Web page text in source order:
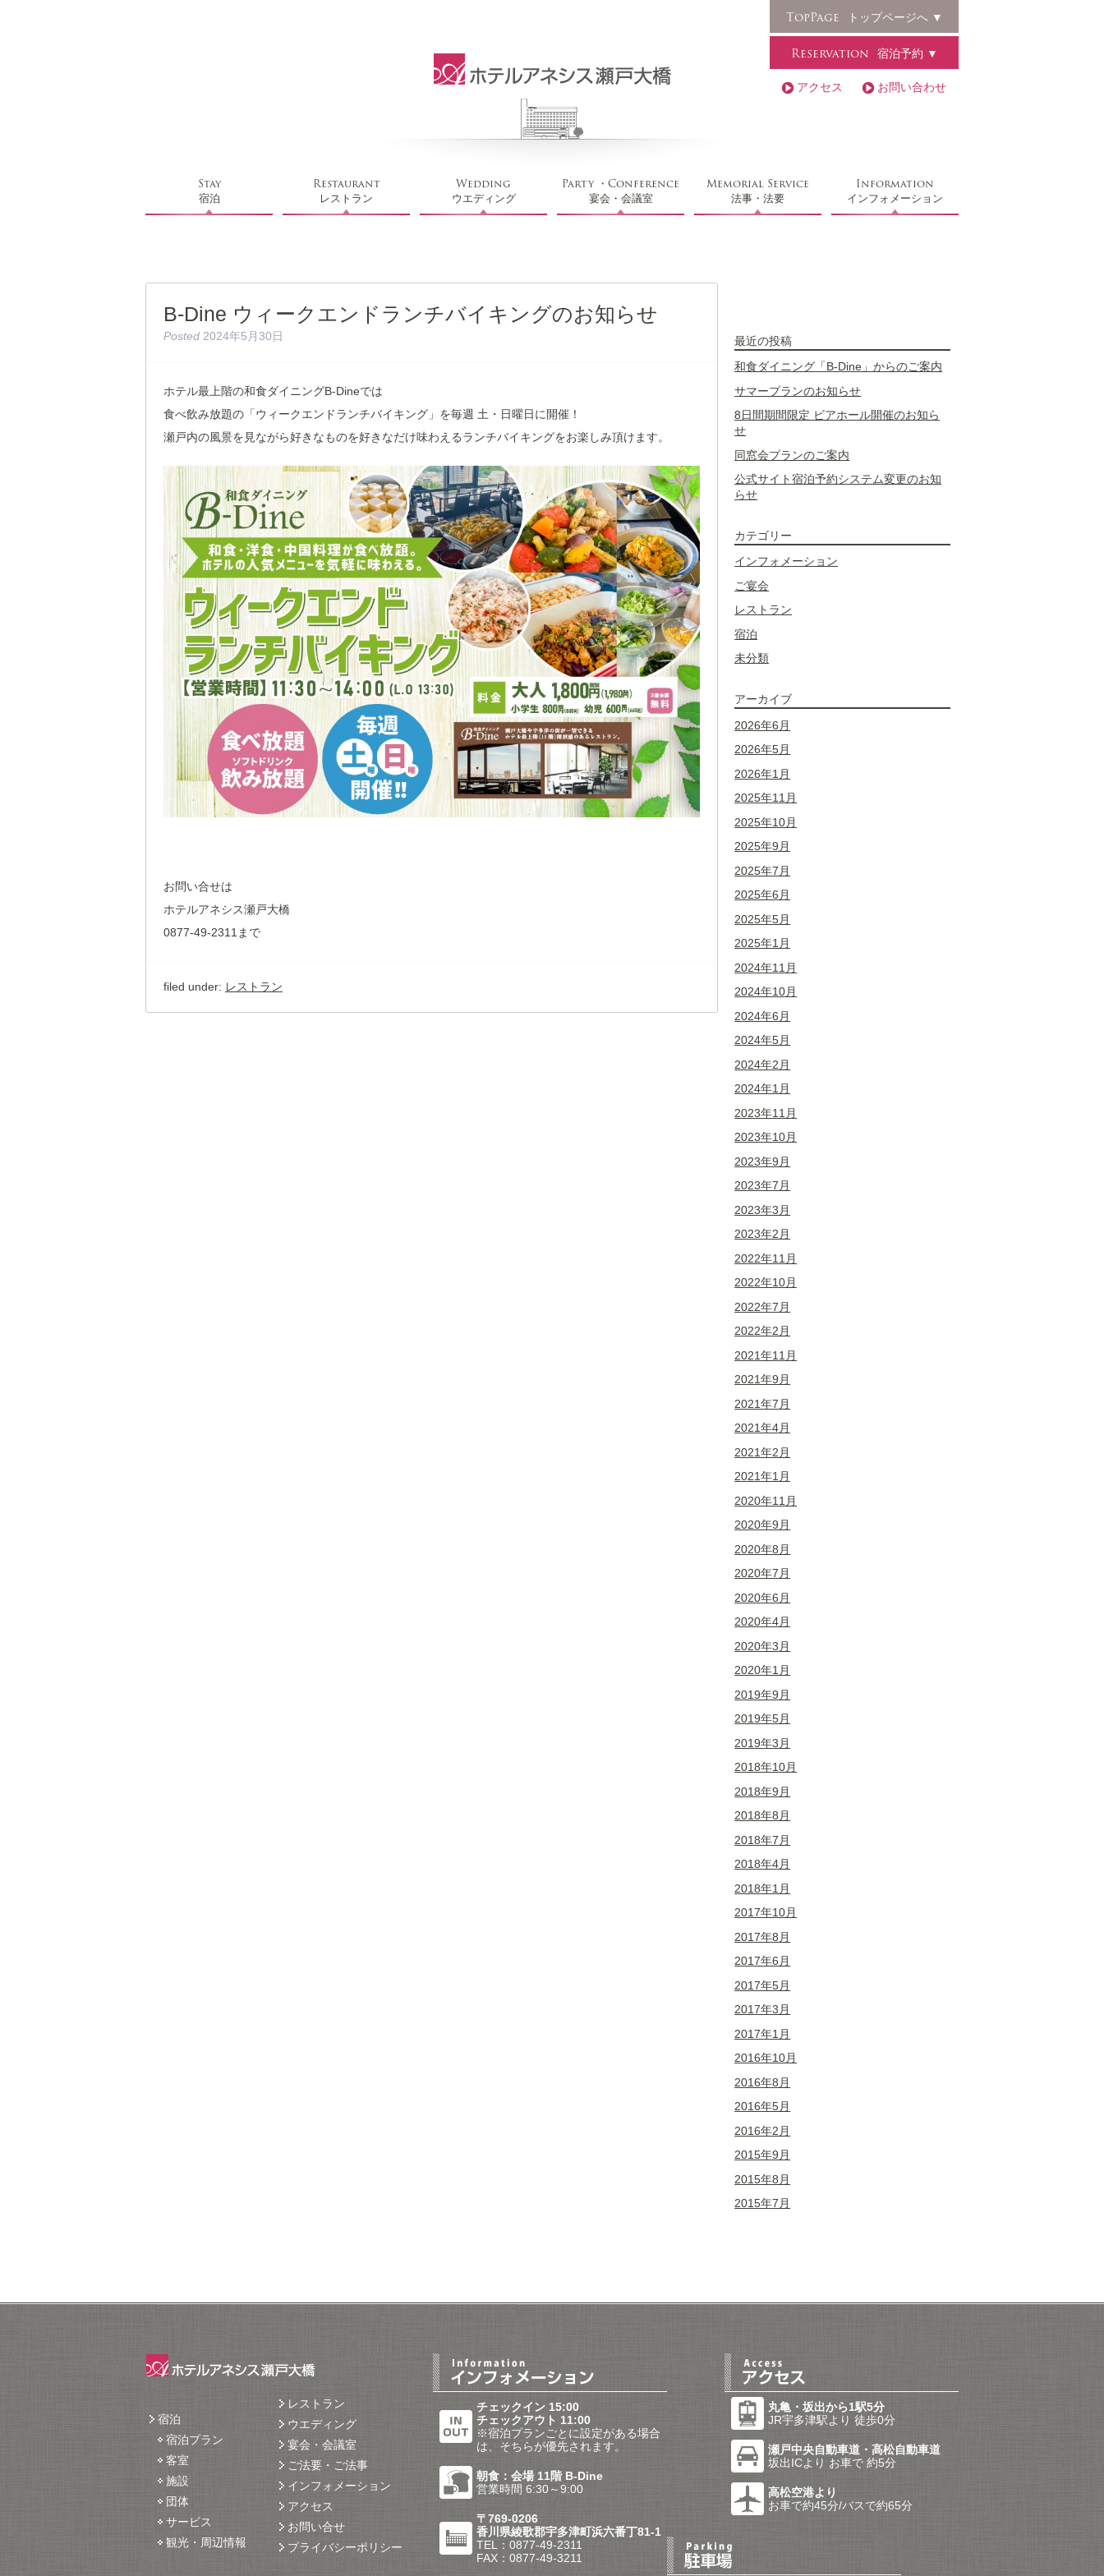
アクセス お問い合わせ
Stay
宿泊
Restaurant
レストラン
Wedding
ウエディング
Party ・Conference
宴会・会議室
Memorial Service
法事・法要
Information
インフォメーション
B-Dine ウィークエンドランチバイキングのお知らせ
Posted 2024年5月30日
ホテル最上階の和食ダイニングB-Dineでは
食べ飲み放題の「ウィークエンドランチバイキング」を毎週 土・日曜日に開催！
瀬戸内の風景を見ながら好きなものを好きなだけ味わえるランチバイキングをお楽しみ頂けます。
お問い合せは
ホテルアネシス瀬戸大橋
0877-49-2311まで
filed under: レストラン
最近の投稿
和食ダイニング「B-Dine」からのご案内
サマープランのお知らせ
8日間期間限定 ビアホール開催のお知ら
せ
同窓会プランのご案内
公式サイト宿泊予約システム変更のお知
らせ
カテゴリー
インフォメーション
ご宴会
レストラン
宿泊
未分類
アーカイブ
2026年6月
2026年5月
2026年1月
2025年11月
2025年10月
2025年9月
2025年7月
2025年6月
2025年5月
2025年1月
2024年11月
2024年10月
2024年6月
2024年5月
2024年2月
2024年1月
2023年11月
2023年10月
2023年9月
2023年7月
2023年3月
2023年2月
2022年11月
2022年10月
2022年7月
2022年2月
2021年11月
2021年9月
2021年7月
2021年4月
2021年2月
2021年1月
2020年11月
2020年9月
2020年8月
2020年7月
2020年6月
2020年4月
2020年3月
2020年1月
2019年9月
2019年5月
2019年3月
2018年10月
2018年9月
2018年8月
2018年7月
2018年4月
2018年1月
2017年10月
2017年8月
2017年6月
2017年5月
2017年3月
2017年1月
2016年10月
2016年8月
2016年5月
2016年2月
2015年9月
2015年8月
2015年7月
宿泊
宿泊プラン
客室
施設
団体
サービス
観光・周辺情報
レストラン
ウエディング
宴会・会議室
ご法要・ご法事
インフォメーション
アクセス
お問い合せ
プライバシーポリシー
チェックイン 15:00
チェックアウト 11:00
※宿泊プランごとに設定がある場合
は、そちらが優先されます。
朝食：会場 11階 B-Dine
営業時間 6:30～9:00
〒769-0206
香川県綾歌郡宇多津町浜六番丁81-1
TEL：0877-49-2311
FAX：0877-49-3211
丸亀・坂出から1駅5分
JR宇多津駅より 徒歩0分
瀬戸中央自動車道・高松自動車道
坂出ICより お車で 約5分
高松空港より
お車で約45分/バスで約65分
TopPage トップページへ ▼
Reservation 宿泊予約 ▼